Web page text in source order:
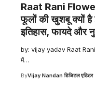
Raat Rani
फूलों की खुशबू क्यों है
इतिहास, फायदे और
by: vijay yadav Raat
में…
ByVijay Nandan डिजिटल एडिटर